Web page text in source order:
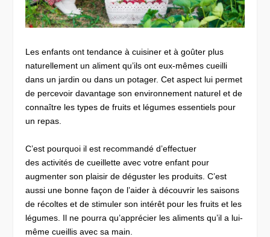
Les enfants ont tendance à cuisiner et à goûter plus
naturellement un aliment qu’ils ont eux-mêmes cueilli
dans un jardin ou dans un potager. Cet aspect lui permet
de percevoir davantage son environnement naturel et de
connaître les types de fruits et légumes essentiels pour
un repas.
C’est pourquoi il est recommandé d’effectuer
des activités de cueillette avec votre enfant pour
augmenter son plaisir de déguster les produits. C’est
aussi une bonne façon de l’aider à découvrir les saisons
de récoltes et de stimuler son intérêt pour les fruits et les
légumes. Il ne pourra qu’apprécier les aliments qu’il a lui-
même cueillis avec sa main.